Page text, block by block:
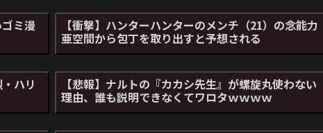
ミ漫 【衝撃】ハンターハンターのメンチ（21）の念能力
亜空間から包丁を取り出すと予想される
ハリ 【悲報】ナルトの『カカシ先生』が螺旋丸使わない
理由、誰も説明できなくてワロタｗｗｗｗ